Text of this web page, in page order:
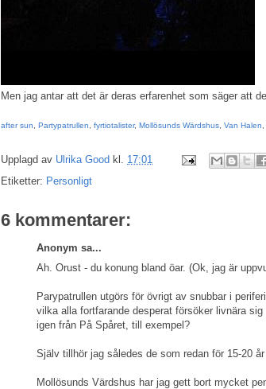
Men jag antar att det är deras erfarenhet som säger att
after sun Partypatrullen fyrtiotalister, Mollösunds Wärdshus Van Halen
Upplagd av Ulrika Good kl. 17:01
Etiketter: Personligt
6 kommentarer:
Anonym sa...
Ah. Orust - du konung bland öar. (Ok, jag är
Parypatrullen utgörs för övrigt av snubbar i
vilka alla fortfarande desperat försöker livnära
igen från På Spåret, till exempel?
Själv tillhör jag således de som redan för 15-20
Mollösunds Värdshus har jag gett bort mycket